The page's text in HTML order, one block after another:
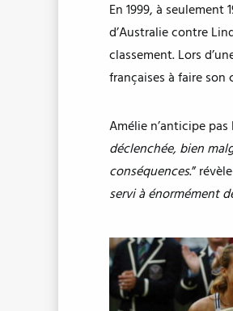
En 1999, à
d’Australie contre
classement. Lors
françaises à faire son
Amélie n’anticipe
déclenchée, bien
conséquences.”
servi à énormément